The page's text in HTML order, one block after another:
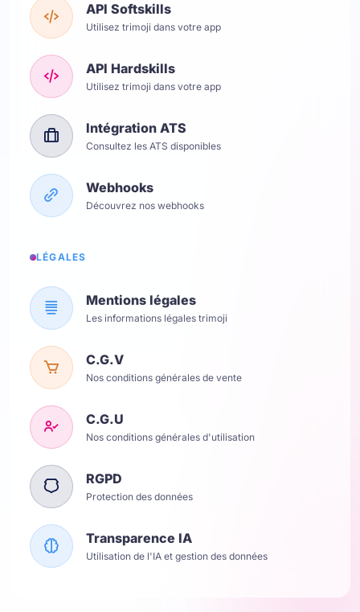
API Softskills
Utilisez trimoji dans votre app
API Hardskills
Utilisez trimoji dans votre app
Intégration ATS
Consultez les ATS disponibles
Webhooks
Découvrez nos webhooks
LÉGALES
Mentions légales
Les informations légales trimoji
C.G.V
Nos conditions générales de vente
C.G.U
Nos conditions générales d'utilisation
RGPD
Protection des données
Transparence IA
Utilisation de l'IA et gestion des données